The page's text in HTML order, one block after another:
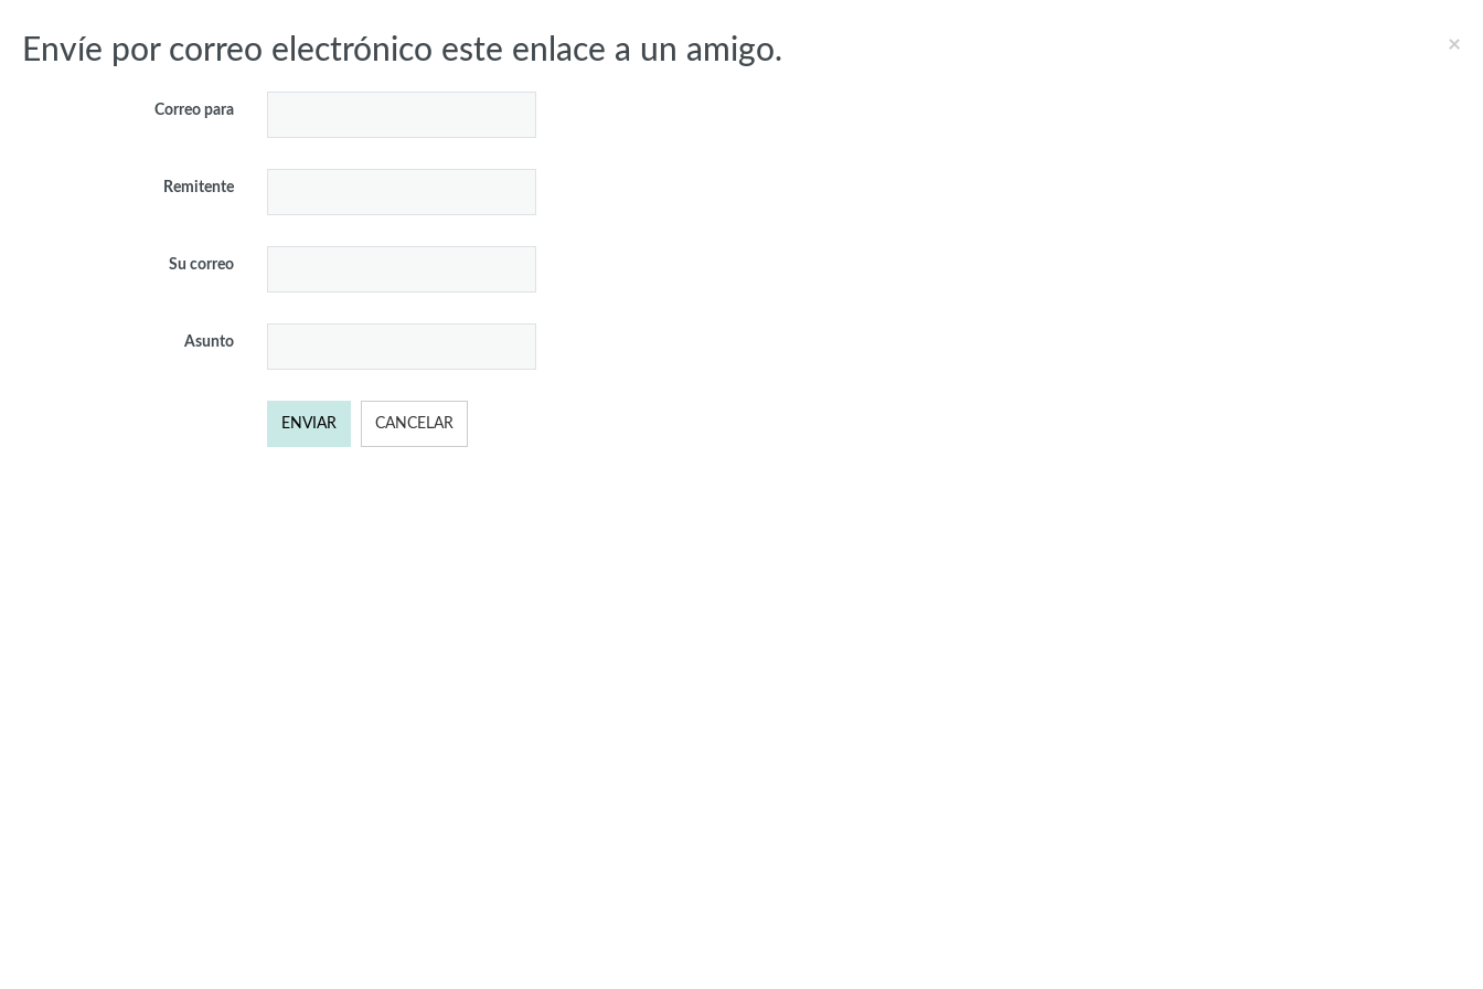
Envíe por correo electrónico este enlace a un amigo. ×
Correo para
Remitente
Su correo
Asunto
ENVIAR CANCELAR